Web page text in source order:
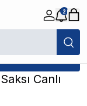
2
Canlı Bitki
Canlı